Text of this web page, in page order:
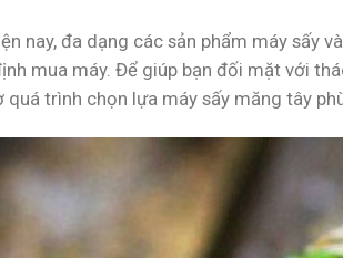
nay, đa dạng các sản phẩm máy sấy
mua máy. Để giúp bạn đối mặt với
trình chọn lựa máy sấy măng tây